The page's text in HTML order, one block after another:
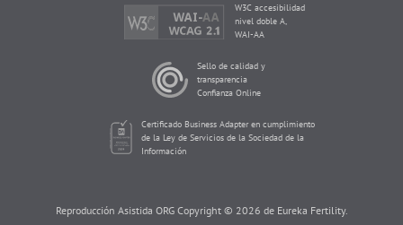
W3C accesibilidad
nivel doble A,
WAI-AA
Sello de calidad y
transparencia
Confianza Online
Certificado Business Adapter en cumplimiento
de la Ley de Servicios de la Sociedad de la
Información
Reproducción Asistida ORG Copyright © 2026 de Eureka Fertility.